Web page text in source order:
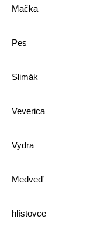
Mačka
Pes
Slimák
Veverica
Vydra
Medveď
hlístovce